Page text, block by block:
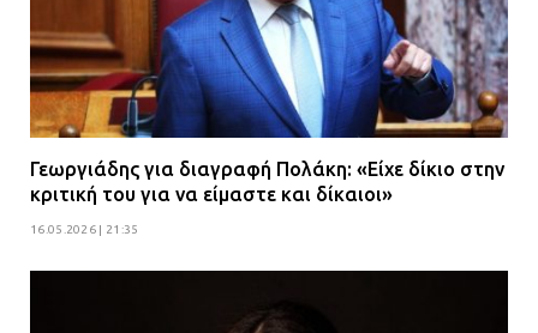
Γεωργιάδης για διαγραφή Πολάκη: «Είχε δίκιο στην
κριτική του για να είμαστε και δίκαιοι»
16.05.2026 | 21:35